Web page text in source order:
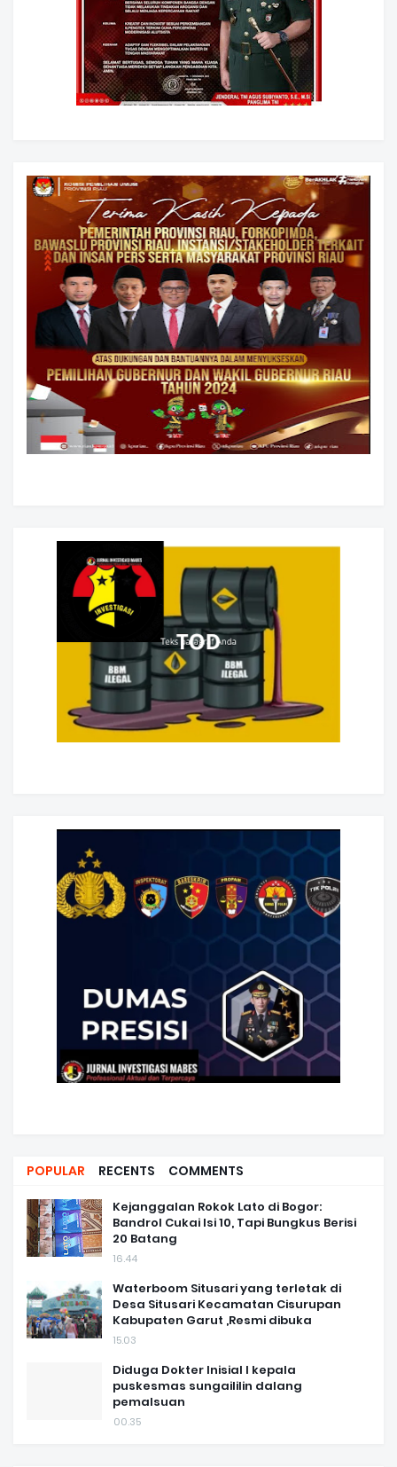
POPULAR RECENTS COMMENTS
Kejanggalan Rokok Lato di Bogor:
Bandrol Cukai Isi 10, Tapi Bungkus Berisi
20 Batang
16.44
Waterboom Situsari yang terletak di
Desa Situsari Kecamatan Cisurupan
Kabupaten Garut ,Resmi dibuka
15.03
Diduga Dokter Inisial I kepala
puskesmas sungaililin dalang
pemalsuan
00.35